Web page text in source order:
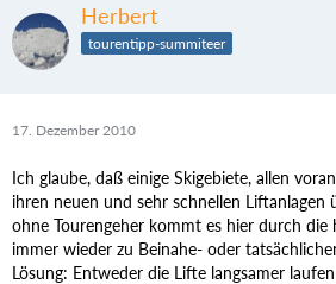
Herbert
tourentipp-summiteer
17. Dezember 2010
Ich glaube, daß einige Skigebiete, allen
ihren neuen und sehr schnellen Liftanlagen
ohne Tourengeher kommt es hier durch die
immer wieder zu Beinahe- oder
Lösung: Entweder die Lifte langsamer